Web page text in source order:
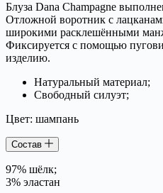
Блуза Dana Champagne
Отложной воротник с
широкими расклешёнными
Фиксируется с помощью
изделию.
Натуральный материал;
Свободный силуэт;
Цвет: шампань
Состав
97% шёлк;
3% эластан